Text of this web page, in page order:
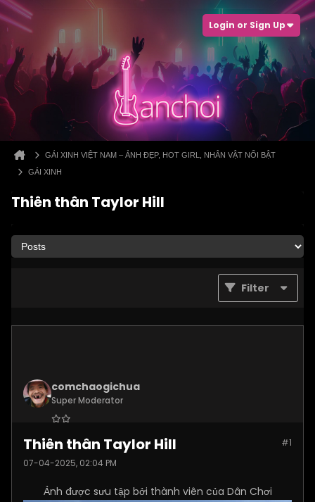
Login or Sign Up
GÁI XINH VIỆT NAM – ẢNH ĐẸP, HOT GIRL, NHÂN VẬT NỔI BẬT
GÁI XINH
Thiên thân Taylor Hill
Filter
comchaogichua
Super Moderator
Posts:10887 #1
Thiên thân Taylor Hill
07-04-2025, 02:04 PM
Ảnh được sưu tập bởi thành viên của Dân Chơi